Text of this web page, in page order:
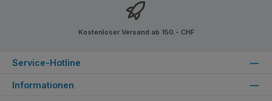
Kostenloser Versand ab 150.- CHF
Service-Hotline
Informationen